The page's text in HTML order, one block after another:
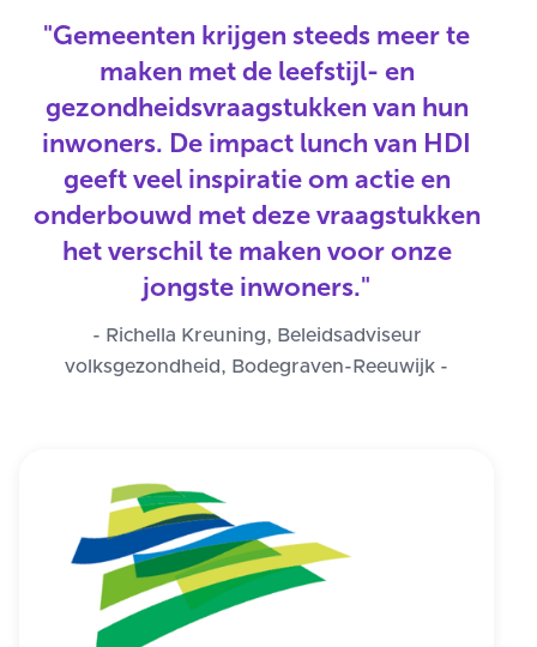
"Gemeenten krijgen steeds meer te
maken met de leefstijl- en
gezondheidsvraagstukken van hun
inwoners. De impact lunch van HDI
geeft veel inspiratie om actie en
onderbouwd met deze vraagstukken
het verschil te maken voor onze
jongste inwoners."
- Richella Kreuning, Beleidsadviseur
volksgezondheid, Bodegraven-Reeuwijk -